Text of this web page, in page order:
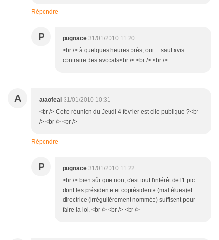
Répondre
P pugnace 31/01/2010 11:20
<br /> à quelques heures près, oui ... sauf avis
contraire des avocats<br /> <br /> <br />
A ataofeal 31/01/2010 10:31
<br /> Cette réunion du Jeudi 4 février est elle publique ?<br
/> <br /> <br />
Répondre
P pugnace 31/01/2010 11:22
<br /> bien sûr que non, c'est tout l'intérêt de l'Epic
dont les présidente et coprésidente (mal élues)et
directrice (irrégulièrement nommée) suffisent pour
faire la loi. <br /> <br /> <br />